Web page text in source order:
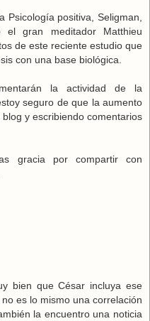
Psicología positiva, Seligman,
el gran meditador Matthieu
de este reciente estudio que
con una base biológica.
la actividad de la
seguro de que la aumento
y escribiendo comentarios
gracia por compartir con
bien que César incluya ese
es lo mismo una correlación
la encuentro una noticia